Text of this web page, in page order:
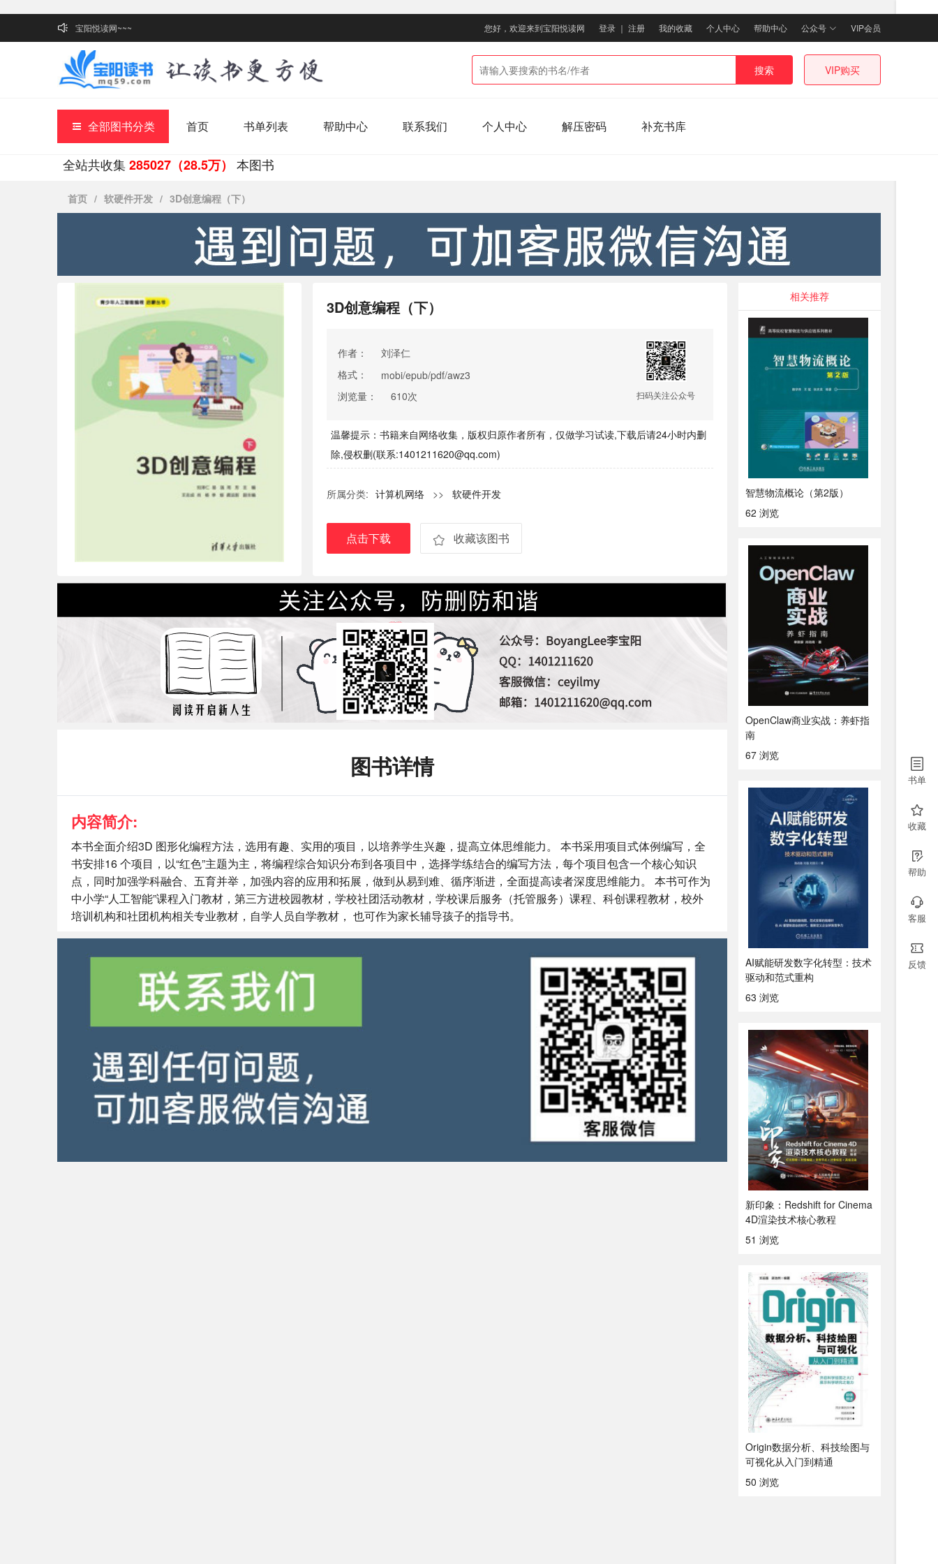
宝阳悦读网~~~ 您好，欢迎来到宝阳悦读网 登录 ｜ 注册 我的收藏 个人中心 帮助中心 公众号 VIP会员
搜索 VIP购买
全部图书分类 首页 书单列表 帮助中心 联系我们 个人中心 解压密码 补充书库
全站共收集285027（28.5万） 本图书
首页 / 软硬件开发 / 3D创意编程（下）
3D创意编程（下）
作者：
刘泽仁
格式：
mobi/epub/pdf/awz3
浏览量：
610次 扫码关注公众号
温馨提示：书籍来自网络收集，版权归原作者所有，仅做学习试读,下载后请24小时内删
除,侵权删(联系:1401211620@qq.com)
所属分类: 计算机网络 >> 软硬件开发
点击下载 收藏该图书
图书详情
内容简介:
本书全面介绍3D 图形化编程方法，选用有趣、实用的项目，以培养学生兴趣，提高立体思维能力。 本书采用项目式体例编写，全
书安排16 个项目，以“红色”主题为主，将编程综合知识分布到各项目中，选择学练结合的编写方法，每个项目包含一个核心知识
点，同时加强学科融合、五育并举，加强内容的应用和拓展，做到从易到难、循序渐进，全面提高读者深度思维能力。 本书可作为
中小学“人工智能”课程入门教材，第三方进校园教材，学校社团活动教材，学校课后服务（托管服务）课程、科创课程教材，校外
培训机构和社团机构相关专业教材，自学人员自学教材， 也可作为家长辅导孩子的指导书。
相关推荐
智慧物流概论（第2版）
62 浏览
OpenClaw商业实战：养虾指
南
67 浏览
AI赋能研发数字化转型：技术
驱动和范式重构
63 浏览
新印象：Redshift for Cinema
4D渲染技术核心教程
51 浏览
Origin数据分析、科技绘图与
可视化从入门到精通
50 浏览
书单
收藏
帮助
客服
反馈